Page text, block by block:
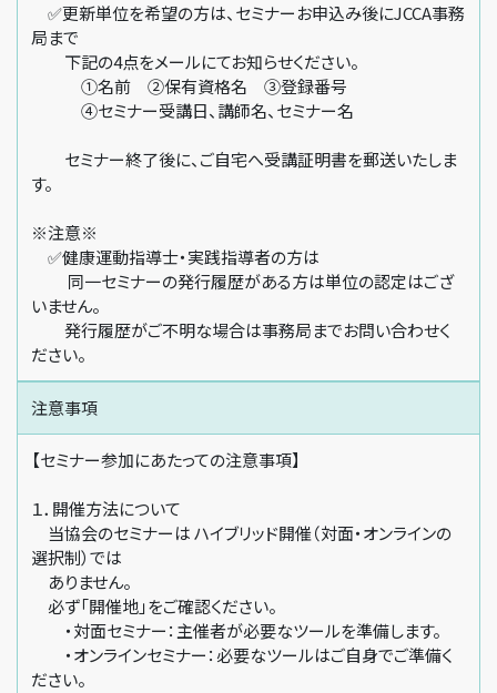
✅更新単位を希望の方は、セミナーお申込み後にJCCA事務
局まで
下記の4点をメールにてお知らせください。
①名前 ②保有資格名 ③登録番号
④セミナー受講日、講師名、セミナー名
セミナー終了後に、ご自宅へ受講証明書を郵送いたしま
す。
※注意※
✅健康運動指導士・実践指導者の方は
同一セミナーの発行履歴がある方は単位の認定はござ
いません。
発行履歴がご不明な場合は事務局までお問い合わせく
ださい。
注意事項
【セミナー参加にあたっての注意事項】
１．開催方法について
当協会のセミナーは ハイブリッド開催（対面・オンラインの
選択制）では
ありません。
必ず「開催地」をご確認ください。
・対面セミナー：主催者が必要なツールを準備します。
・オンラインセミナー：必要なツールはご自身でご準備く
ださい。